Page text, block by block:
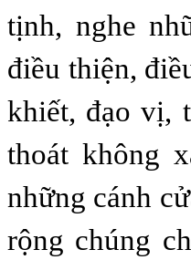
tịnh, nghe
điều thiện,
khiết, đạo vị,
thoát không
những cánh
rộng chúng